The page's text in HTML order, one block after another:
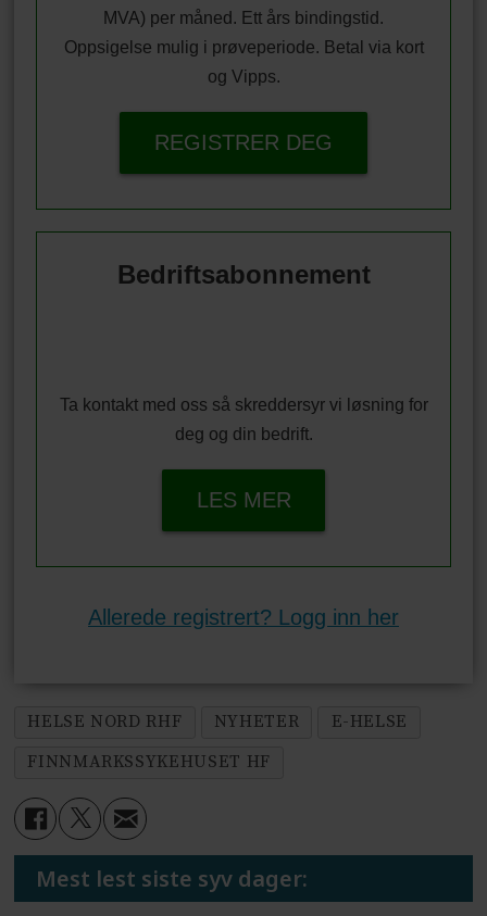
MVA) per måned. Ett års bindingstid.
Oppsigelse mulig i prøveperiode. Betal via kort
og Vipps.
REGISTRER DEG
Bedriftsabonnement
Ta kontakt med oss så skreddersyr vi løsning for
deg og din bedrift.
LES MER
Allerede registrert? Logg inn her
HELSE NORD RHF NYHETER
E-HELSE
FINNMARKSSYKEHUSET HF
Mest lest siste syv dager: